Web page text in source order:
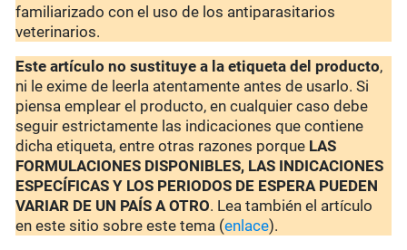
familiarizado con el uso de los antiparasitarios
veterinarios.
Este artículo no sustituye a la etiqueta del producto,
ni le exime de leerla atentamente antes de usarlo. Si
piensa emplear el producto, en cualquier caso debe
seguir estrictamente las indicaciones que contiene
dicha etiqueta, entre otras razones porque LAS
FORMULACIONES DISPONIBLES, LAS INDICACIONES
ESPECÍFICAS Y LOS PERIODOS DE ESPERA PUEDEN
VARIAR DE UN PAÍS A OTRO. Lea también el artículo
en este sitio sobre este tema (enlace).